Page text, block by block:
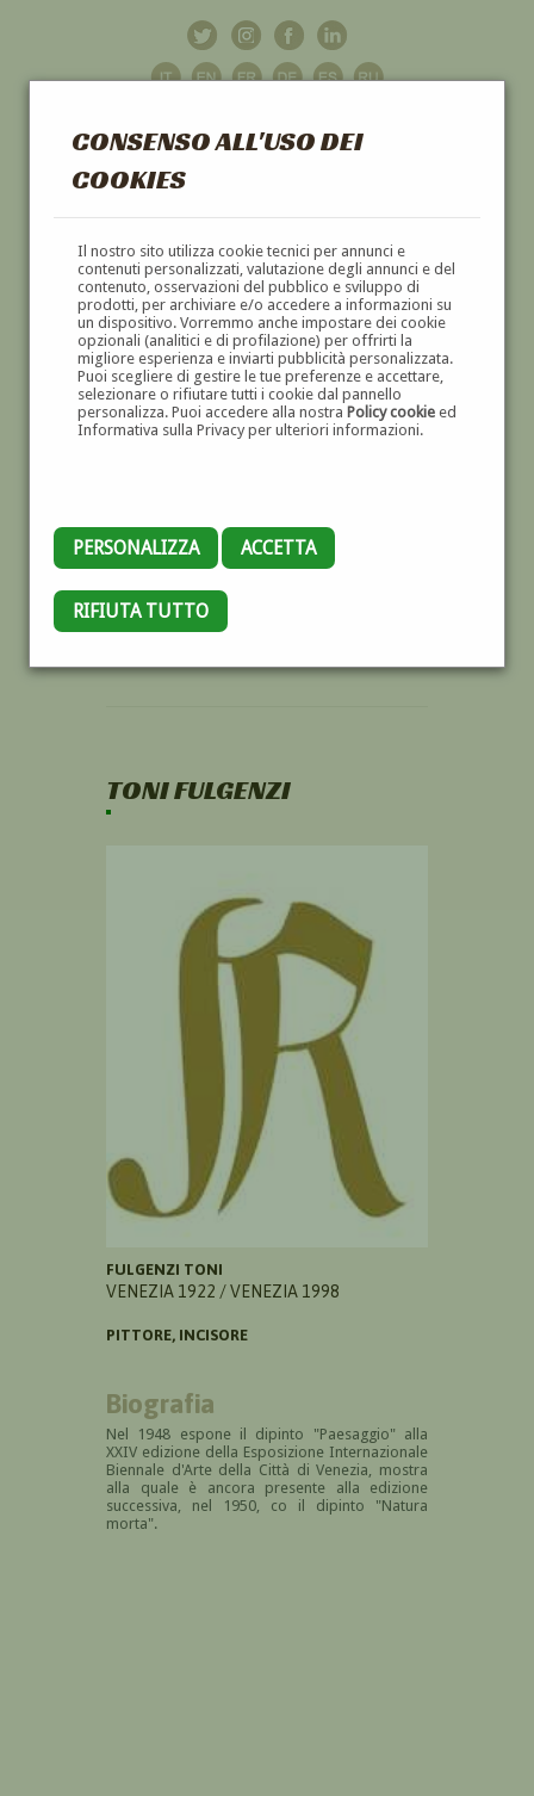
CONSENSO ALL'USO DEI
COOKIES
Il nostro sito utilizza cookie tecnici per annunci e
contenuti personalizzati, valutazione degli annunci e del
contenuto, osservazioni del pubblico e sviluppo di
prodotti, per archiviare e/o accedere a informazioni su
un dispositivo. Vorremmo anche impostare dei cookie
opzionali (analitici e di profilazione) per offrirti la
migliore esperienza e inviarti pubblicità personalizzata.
Puoi scegliere di gestire le tue preferenze e accettare,
selezionare o rifiutare tutti i cookie dal pannello
personalizza. Puoi accedere alla nostra Policy cookieed
Informativa sulla Privacy per ulteriori informazioni.
PERSONALIZZA ACCETTA
RIFIUTA TUTTO
GALLERIAD'ARTE
DIPINTI E SCULTURE '800 E '900
TONI FULGENZI
FULGENZI TONI
VENEZIA 1922 / VENEZIA 1998
PITTORE, INCISORE
Biografia
Nel 1948 espone il dipinto "Paesaggio" alla
XXIV edizione della Esposizione Internazionale
Biennale d'Arte della Città di Venezia, mostra
alla quale è ancora presente alla edizione
successiva, nel 1950, co il dipinto "Natura
morta".